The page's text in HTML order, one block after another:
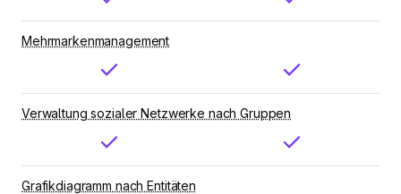
Mehrmarkenmanagement
Verwaltung sozialer Netzwerke nach Gruppen
Grafikdiagramm nach Entitäten